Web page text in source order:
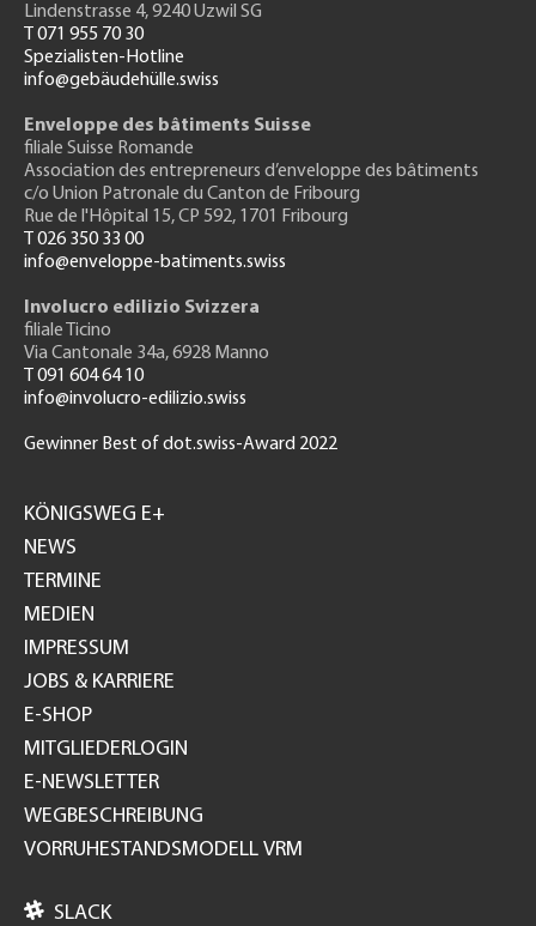
Lindenstrasse 4, 9240 Uzwil SG
T 071 955 70 30
Spezialisten-Hotline
info@gebäudehülle.swiss
Enveloppe des bâtiments Suisse
filiale Suisse Romande
Association des entrepreneurs d’enveloppe des bâtiments
c/o Union Patronale du Canton de Fribourg
Rue de l'Hôpital 15, CP 592, 1701 Fribourg
T 026 350 33 00
info@enveloppe-batiments.swiss
Involucro edilizio Svizzera
filiale Ticino
Via Cantonale 34a, 6928 Manno
T 091 604 64 10
info@involucro-edilizio.swiss
Gewinner Best of dot.swiss-Award 2022
GH
KÖNIGSWEG E+
NEWS
TERMINE
MEDIEN
IMPRESSUM
JOBS & KARRIERE
E-SHOP
MITGLIEDERLOGIN
E-NEWSLETTER
WEGBESCHREIBUNG
VORRUHESTANDSMODELL VRM
 SLACK